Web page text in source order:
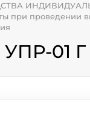
при проведении
01 Г